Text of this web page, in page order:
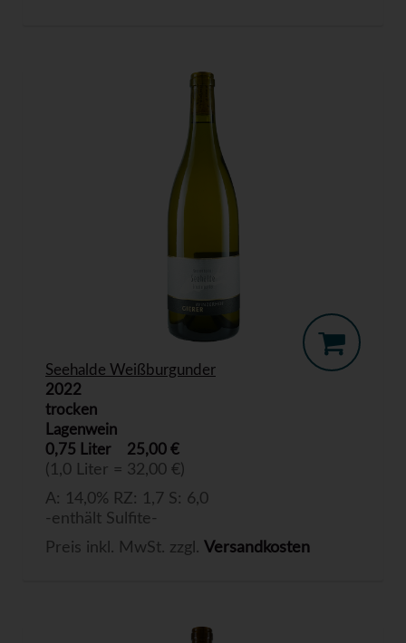
Seehalde Weißburgunder
2022
trocken
Lagenwein
0,75 Liter
25,00 €
(1,0 Liter = 32,00 €)
A: 14,0% RZ: 1,7 S: 6,0
-enthält Sulfite-
Preis inkl. MwSt. zzgl. Versandkosten